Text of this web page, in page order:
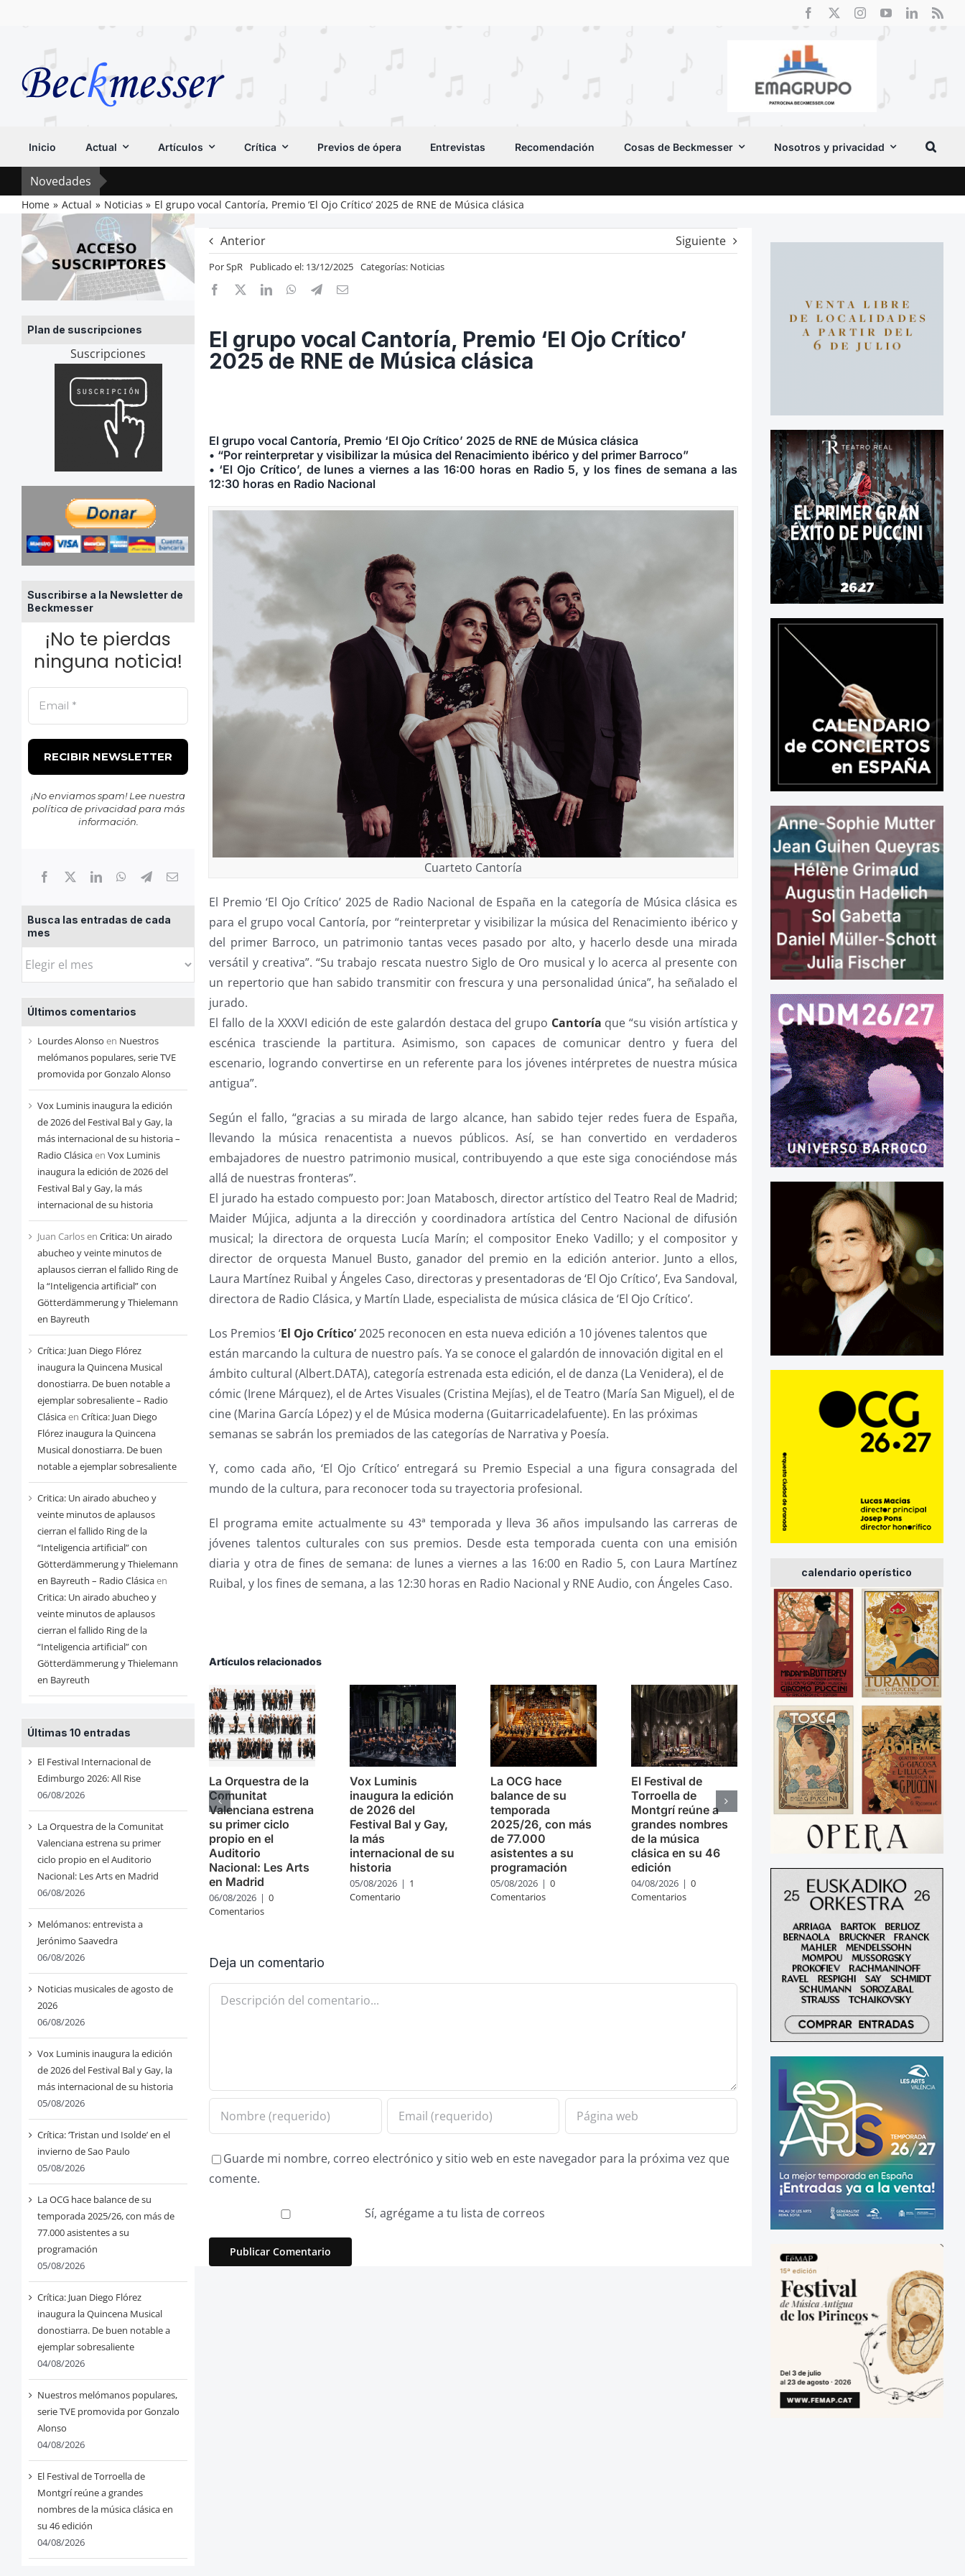
Inicio Actual Artículos Crítica Previos de ópera Entrevistas Recomendación Cosas de Beckmesser Nosotros y privacidad
Novedades
Home Actual Noticias El grupo vocal Cantoría, Premio ‘El Ojo Crítico’ 2025 de RNE de Música clásica
Plan de suscripciones
Suscripciones
Suscribirse a la Newsletter de
Beckmesser
¡No te pierdas
ninguna noticia!
¡No enviamos spam! Lee nuestra
política de privacidadpara más
información.
Busca las entradas de cada
mes
Busca
entradas
de
cada
mes
Últimos comentarios
Lourdes Alonso en Nuestros
melómanos populares, serie TVE
promovida por Gonzalo Alonso
Vox Luminis inaugura la edición
de 2026 del Festival Bal y Gay, la
más internacional de su historia –
Radio Clásicaen Vox Luminis
inaugura la edición de 2026 del
Festival Bal y Gay, la más
internacional de su historia
Juan Carlosen Critica: Un airado
abucheo y veinte minutos de
aplausos cierran el fallido Ring de
la “Inteligencia artificial” con
Götterdämmerung y Thielemann
en Bayreuth
Crítica: Juan Diego Flórez
inaugura la Quincena Musical
donostiarra. De buen notable a
ejemplar sobresaliente – Radio
Clásicaen Crítica: Juan Diego
Flórez inaugura la Quincena
Musical donostiarra. De buen
notable a ejemplar sobresaliente
Critica: Un airado abucheo y
veinte minutos de aplausos
cierran el fallido Ring de la
“Inteligencia artificial” con
Götterdämmerung y Thielemann
en Bayreuth – Radio Clásicaen
Critica: Un airado abucheo y
veinte minutos de aplausos
cierran el fallido Ring de la
“Inteligencia artificial” con
Götterdämmerung y Thielemann
en Bayreuth
Últimas 10 entradas
El Festival Internacional de
Edimburgo 2026: All Rise
06/08/2026
La Orquestra de la Comunitat
Valenciana estrena su primer
ciclo propio en el Auditorio
Nacional: Les Arts en Madrid
06/08/2026
Melómanos: entrevista a
Jerónimo Saavedra
06/08/2026
Noticias musicales de agosto de
2026
06/08/2026
Vox Luminis inaugura la edición
de 2026 del Festival Bal y Gay, la
más internacional de su historia
05/08/2026
Crítica: ‘Tristan und Isolde’ en el
invierno de Sao Paulo
05/08/2026
La OCG hace balance de su
temporada 2025/26, con más de
77.000 asistentes a su
programación
05/08/2026
Crítica: Juan Diego Flórez
inaugura la Quincena Musical
donostiarra. De buen notable a
ejemplar sobresaliente
04/08/2026
Nuestros melómanos populares,
serie TVE promovida por Gonzalo
Alonso
04/08/2026
El Festival de Torroella de
Montgrí reúne a grandes
nombres de la música clásica en
su 46 edición
04/08/2026
Anterior Siguiente
PorSpR Publicado el: 13/12/2025 Categorías: Noticias
El grupo vocal Cantoría, Premio ‘El Ojo Crítico’
2025 de RNE de Música clásica
El grupo vocal Cantoría, Premio ‘El Ojo Crítico’ 2025 de RNE de Música clásica
• “Por reinterpretar y visibilizar la música del Renacimiento ibérico y del primer Barroco”
• ‘El Ojo Crítico’, de lunes a viernes a las 16:00 horas en Radio 5, y los fines de semana a las
12:30 horas en Radio Nacional
Cuarteto Cantoría
El Premio ‘El Ojo Crítico’ 2025 de Radio Nacional de España en la categoría de Música clásica es
para el grupo vocal Cantoría, por “reinterpretar y visibilizar la música del Renacimiento ibérico y
del primer Barroco, un patrimonio tantas veces pasado por alto, y hacerlo desde una mirada
versátil y creativa”. “Su trabajo rescata nuestro Siglo de Oro musical y lo acerca al presente con
un repertorio que han sabido transmitir con frescura y una personalidad única”, ha señalado el
jurado.
El fallo de la XXXVI edición de este galardón destaca del grupo Cantoría que “su visión artística y
escénica trasciende la partitura. Asimismo, son capaces de comunicar dentro y fuera del
escenario, logrando convertirse en un referente para los jóvenes intérpretes de nuestra música
antigua”.
Según el fallo, “gracias a su mirada de largo alcance, han sabido tejer redes fuera de España,
llevando la música renacentista a nuevos públicos. Así, se han convertido en verdaderos
embajadores de nuestro patrimonio musical, contribuyendo a que este siga conociéndose más
allá de nuestras fronteras”.
El jurado ha estado compuesto por: Joan Matabosch, director artístico del Teatro Real de Madrid;
Maider Mújica, adjunta a la dirección y coordinadora artística del Centro Nacional de difusión
musical; la directora de orquesta Lucía Marín; el compositor Eneko Vadillo; y el compositor y
director de orquesta Manuel Busto, ganador del premio en la edición anterior. Junto a ellos,
Laura Martínez Ruibal y Ángeles Caso, directoras y presentadoras de ‘El Ojo Crítico’, Eva Sandoval,
directora de Radio Clásica, y Martín Llade, especialista de música clásica de ‘El Ojo Crítico’.
Los Premios ‘El Ojo Crítico’2025 reconocen en esta nueva edición a 10 jóvenes talentos que
están marcando la cultura de nuestro país. Ya se conoce el galardón de innovación digital en el
ámbito cultural (Albert.DATA), categoría estrenada esta edición, el de danza (La Venidera), el de
cómic (Irene Márquez), el de Artes Visuales (Cristina Mejías), el de Teatro (María San Miguel), el de
cine (Marina García López) y el de Música moderna (Guitarricadelafuente). En las próximas
semanas se sabrán los premiados de las categorías de Narrativa y Poesía.
Y, como cada año, ‘El Ojo Crítico’ entregará su Premio Especial a una figura consagrada del
mundo de la cultura, para reconocer toda su trayectoria profesional.
El programa emite actualmente su 43ª temporada y lleva 36 años impulsando las carreras de
jóvenes talentos culturales con sus premios. Desde esta temporada cuenta con una emisión
diaria y otra de fines de semana: de lunes a viernes a las 16:00 en Radio 5, con Laura Martínez
Ruibal, y los fines de semana, a las 12:30 horas en Radio Nacional y RNE Audio, con Ángeles Caso.
Artículos relacionados
La Orquestra de la
Comunitat
Valenciana estrena
su primer ciclo
propio en el
Auditorio
Nacional: Les Arts
en Madrid
06/08/2026 | 0
Comentarios
Vox Luminis
inaugura la edición
de 2026 del
Festival Bal y Gay,
la más
internacional de su
historia
05/08/2026 | 1
Comentario
La OCG hace
balance de su
temporada
2025/26, con más
de 77.000
asistentes a su
programación
05/08/2026 | 0
Comentarios
El Festival de
Torroella de
Montgrí reúne a
grandes nombres
de la música
clásica en su 46
edición
04/08/2026 | 0
Comentarios
Deja un comentario
Comentario
Guarde mi nombre, correo electrónico y sitio web en este navegador para la próxima vez que
comente.
Sí, agrégame a tu lista de correos
calendario operístico